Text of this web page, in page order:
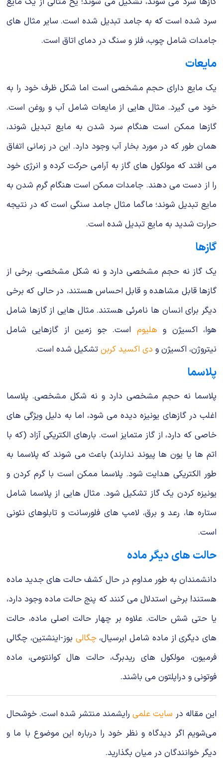
سرد شده است که به جامد تبدیل شده است. سایر مثال های
جامدات شامل چوب، فلز و سنگ در دمای اتاق است.
مایعات
یک مایع دارای حجم مشخصی است اما شکل ظرف خود را به
خود می گیرد. مثال هایی از مایعات شامل آب و روغن است.
گازها ممکن است هنگام سرد شدن به مایع تبدیل شوند،
همان طور که در مورد بخار آب وجود دارد. این در زمانی اتفاق
می افتد که مولکول های گاز به آرامی حرکت کرده و انرژی خود
را از دست می دهند. جامدات ممکن است هنگام گرم شدن به
مایع تبدیل شوند؛ ماگما مثال جامد سنگی است که در نتیجه
حرارت شدید به مایع تبدیل شده است.
گازها
یک گاز نه حجم مشخصی دارد و نه شکل مشخصی. برخی از
گازها قابل مشاهده و قابل احساس هستند، در حالی که برخی
دیگر برای انسان ها نامرئی هستند. مثال هایی از گازها شامل
هوا، اکسیژن و هلیوم است. جو زمین از گازهایی شامل
نیتروژن، اکسیژن و دی اکسید کربن تشکیل شده است.
پلاسما
پلاسما نه حجم مشخصی دارد و نه شکل مشخصی. پلاسما
اغلب در گازهای یونیزه دیده می شود، اما به دلیل ویژگی های
خاصی که دارد، از گاز متمایز است. بارهای الکتریکی آزاد (که با
اتم ها یا یون ها پیوند ندارند) باعث می شوند که پلاسما به
طور الکتریکی هدایت شود. پلاسما ممکن است با گرم کردن و
یونیزه کردن یک گاز تشکیل شود. مثال هایی از پلاسما شامل
ستاره ها، رعد و برق، لامپ های فلورسانت و تابلوهای نئونی
است.
حالت های دیگر ماده
دانشمندان به طور مداوم در حال کشف حالت های جدید ماده
هستند! برخی استدلال می کنند که پنج حالت ماده وجود دارد،
یا حتی شش حالت. علاوه بر چهار حالت اصلی ماده، حالت
های دیگری از ماده شامل ابرسیال،چگالی بوز-اینشتین، چگالی
فرمیون، مولکول های ریدبرگ، حالت هال کوانتومی، ماده
فوتونی و دراپلتون می باشند.
این مقاله در سایت علمیرایشمند منتشر شده است. خوشحال
می‌شویم اگر دیدگاه و نظر خود را درباره این موضوع با ما و
دیگر خوانندگان در میان بگذارید.